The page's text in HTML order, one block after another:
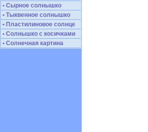
• Сырное солнышко
• Тыквенное солнышко
• Пластилиновое солнце
• Солнышко с косичками
• Солнечная картина